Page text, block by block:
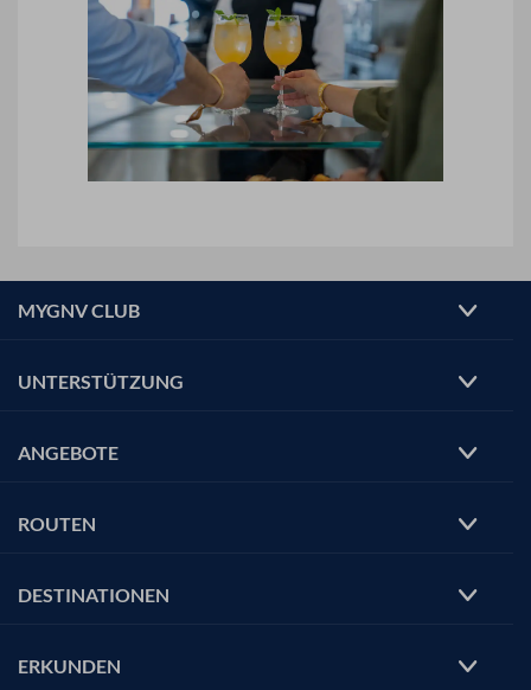
MYGNV CLUB
UNTERSTÜTZUNG
ANGEBOTE
ROUTEN
DESTINATIONEN
ERKUNDEN